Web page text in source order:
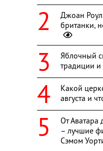
Джоан
британки,
Яблочный
традиции и
Какой
августа и
От
– лучшие
Сэмом